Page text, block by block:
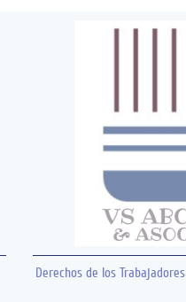
Derechos de los Trabajadores